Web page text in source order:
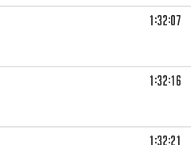
1:32:07
1:32:16
1:32:21